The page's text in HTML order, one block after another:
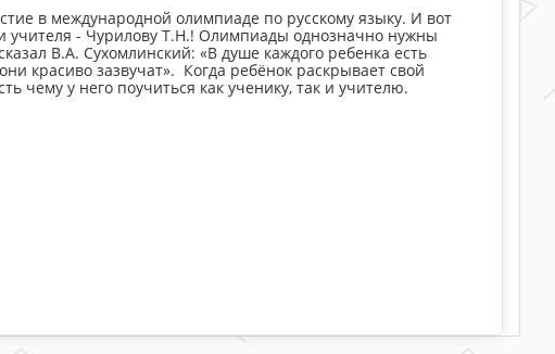
в международной олимпиаде по русскому языку. И вот
учителя - Чурилову Т.Н.! Олимпиады однозначно нужны
В.А. Сухомлинский: «В душе каждого ребенка есть
красиво зазвучат». Когда ребёнок раскрывает свой
чему у него поучиться как ученику, так и учителю.